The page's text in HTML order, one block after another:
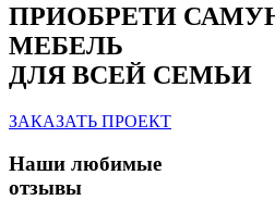
ПРИОБРЕТИ
МЕБЕЛЬ
ДЛЯ ВСЕЙ СЕМЬИ
ЗАКАЗАТЬ ПРОЕКТ
Наши любимые
отзывы